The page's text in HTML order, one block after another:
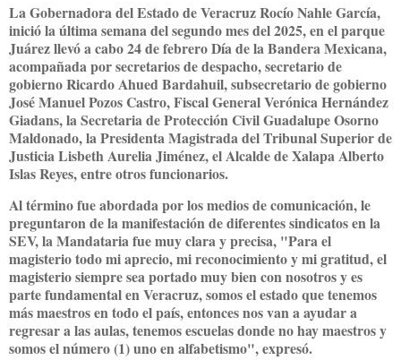
La Gobernadora del Estado de Veracruz Rocío Nahle García,
inició la última semana del segundo mes del 2025, en el parque
Juárez llevó a cabo 24 de febrero Día de la Bandera Mexicana,
acompañada por secretarios de despacho, secretario de
gobierno Ricardo Ahued Bardahuil, subsecretario de gobierno
José Manuel Pozos Castro, Fiscal General Verónica Hernández
Giadans, la Secretaria de Protección Civil Guadalupe Osorno
Maldonado, la Presidenta Magistrada del Tribunal Superior de
Justicia Lisbeth Aurelia Jiménez, el Alcalde de Xalapa Alberto
Islas Reyes, entre otros funcionarios.
Al término fue abordada por los medios de comunicación, le
preguntaron de la manifestación de diferentes sindicatos en la
SEV, la Mandataria fue muy clara y precisa, "Para el
magisterio todo mi aprecio, mi reconocimiento y mi gratitud, el
magisterio siempre sea portado muy bien con nosotros y es
parte fundamental en Veracruz, somos el estado que tenemos
más maestros en todo el país, entonces nos van a ayudar a
regresar a las aulas, tenemos escuelas donde no hay maestros y
somos el número (1) uno en alfabetismo", expresó.